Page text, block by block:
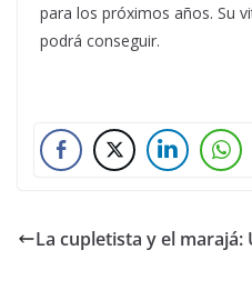
para los próximos años. Su
podrá conseguir.
La cupletista y el